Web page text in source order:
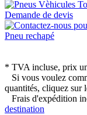
Demande de devis
Pneu rechapé
* TVA incluse, prix
Si vous voulez
quantités, cliquez sur
Frais d'expédition
destination